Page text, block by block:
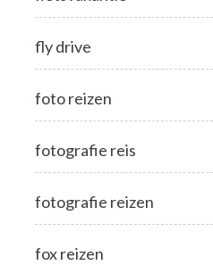
fly drive
foto reizen
fotografie reis
fotografie reizen
fox reizen